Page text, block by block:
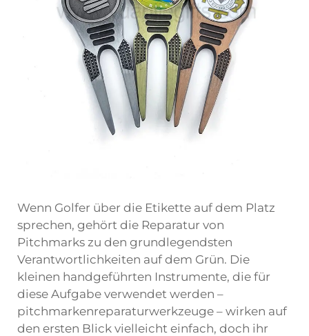
Wenn Golfer über die Etikette auf dem Platz
sprechen, gehört die Reparatur von
Pitchmarks zu den grundlegendsten
Verantwortlichkeiten auf dem Grün. Die
kleinen handgeführten Instrumente, die für
diese Aufgabe verwendet werden –
pitchmarkenreparaturwerkzeuge – wirken auf
den ersten Blick vielleicht einfach, doch ihr